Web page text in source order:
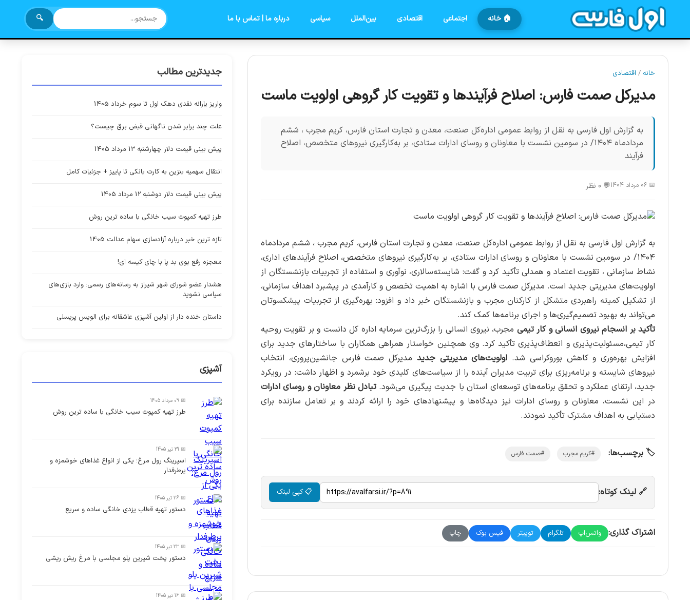
🏠 خانه اجتماعی اقتصادی بین‌الملل سیاسی درباره ما | تماس با ما 🔍
خانه / اقتصادی
مدیرکل صمت فارس: اصلاح فرآیندها و تقویت کار گروهی اولویت ماست
به گزارش اول فارسی به نقل از روابط عمومی اداره‌کل صنعت، معدن و تجارت استان فارس، کریم مجرب ، ششم
مردادماه ۱۴۰۴/ در سومین نشست با معاونان و روسای ادارات ستادی، بر به‌کارگیری نیروهای متخصص، اصلاح
فرآیند
📅 06 مرداد 1404 💬 0 نظر
به گزارش اول فارسی به نقل از روابط عمومی اداره‌کل صنعت، معدن و تجارت استان فارس، کریم مجرب ، ششم مردادماه
۱۴۰۴/ در سومین نشست با معاونان و روسای ادارات ستادی، بر به‌کارگیری نیروهای متخصص، اصلاح فرآیندهای اداری،
نشاط سازمانی ، تقویت اعتماد و همدلی تأکید کرد و گفت: شایسته‌سالاری، نوآوری و استفاده از تجربیات بازنشستگان از
اولویت‌های مدیریتی جدید است. مدیرکل صمت فارس با اشاره به اهمیت تخصص و کارآمدی در پیشبرد اهداف سازمانی،
از تشکیل کمیته راهبردی متشکل از کارکنان مجرب و بازنشستگان خبر داد و افزود: بهره‌گیری از تجربیات پیشکسوتان
می‌تواند به بهبود تصمیم‌گیری‌ها و اجرای برنامه‌ها کمک کند.
تأکید بر انسجام نیروی انسانی و کار تیمی مجرب، نیروی انسانی را بزرگ‌ترین سرمایه اداره کل دانست و بر تقویت روحیه
کار تیمی،مسئولیت‌پذیری و انعطاف‌پذیری تأکید کرد. وی همچنین خواستار همراهی همکاران با ساختارهای جدید برای
افزایش بهره‌وری و کاهش بوروکراسی شد. اولویت‌های مدیریتی جدید مدیرکل صمت فارس جانشین‌پروری، انتخاب
نیروهای شایسته و برنامه‌ریزی برای تربیت مدیران آینده را از سیاست‌های کلیدی خود برشمرد و اظهار داشت: در رویکرد
جدید، ارتقای عملکرد و تحقق برنامه‌های توسعه‌ای استان با جدیت پیگیری می‌شود.تبادل نظر معاونان و روسای ادارات
در این نشست، معاونان و روسای ادارات نیز دیدگاه‌ها و پیشنهادهای خود را ارائه کردند و بر تعامل سازنده برای
دستیابی به اهداف مشترک تأکید نمودند.
🏷️ برچسب‌ها: #کریم مجرب #صمت فارس
🔗 لینک کوتاه: 📋 کپی لینک
اشتراک گذاری: واتس‌اپ تلگرام توییتر فیس بوک چاپ
جدیدترین مطالب
واریز یارانه نقدی دهک اول تا سوم خرداد 1405
علت چند برابر شدن ناگهانی قبض برق چیست؟
پیش بینی قیمت دلار چهارشنبه 13 مرداد 1405
انتقال سهمیه بنزین به کارت بانکی تا پاییز + جزئیات کامل
پیش بینی قیمت دلار دوشنبه 12 مرداد 1405
طرز تهیه کمپوت سیب خانگی با ساده ترین روش
تازه ترین خبر درباره آزادسازی سهام عدالت 1405
معجزه رفع بوی بد پا با چای کیسه ای!
هشدار عضو شورای شهر شیراز به رسانه‌های رسمی: وارد بازی‌های
سیاسی نشوید
داستان خنده دار از اولین آشپزی عاشقانه برای الویس پریسلی
آشپزی
📅 09 مرداد 1405
طرز تهیه کمپوت سیب خانگی با ساده ترین روش
📅 31 تیر 1405
اسپرینگ رول مرغ؛ یکی از انواع غذاهای خوشمزه و
پرطرفدار
📅 26 تیر 1405
دستور تهیه قطاب یزدی خانگی ساده و سریع
📅 23 تیر 1405
دستور پخت شیرین پلو مجلسی با مرغ ریش ریشی
📅 16 تیر 1405